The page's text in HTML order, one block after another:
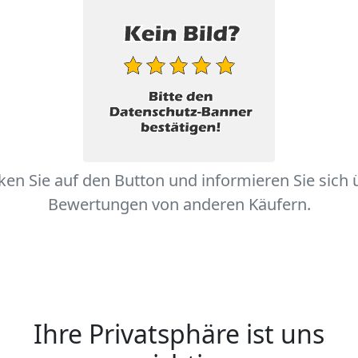
Sie auf den Button und informieren Sie sich
Bewertungen von anderen Käufern.
Ihre Privatsphäre ist uns